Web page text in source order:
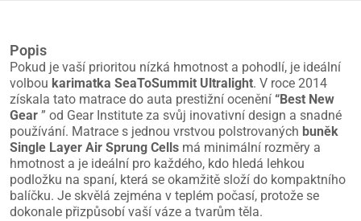
Popis
Pokud je vaší prioritou nízká hmotnost a pohodlí, je ideální
volbou karimatka SeaToSummit Ultralight. V roce 2014
získala tato matrace do auta prestižní ocenění “Best New
Gear ” od Gear Institute za svůj inovativní design a snadné
používání. Matrace s jednou vrstvou polstrovaných buněk
Single Layer Air Sprung Cells má minimální rozměry a
hmotnost a je ideální pro každého, kdo hledá lehkou
podložku na spaní, která se okamžitě složí do kompaktního
balíčku. Je skvělá zejména v teplém počasí, protože se
dokonale přizpůsobí vaší váze a tvarům těla.